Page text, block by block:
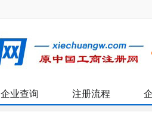
企业查询 注册流程